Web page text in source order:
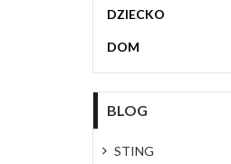
DZIECKO
DOM
BLOG
STING